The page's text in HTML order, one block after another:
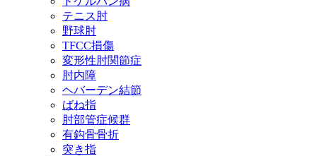
テニス肘
野球肘
TFCC損傷
変形性肘関節症
肘内障
ヘバーデン結節
ばね指
肘部管症候群
有鈎骨骨折
突き指